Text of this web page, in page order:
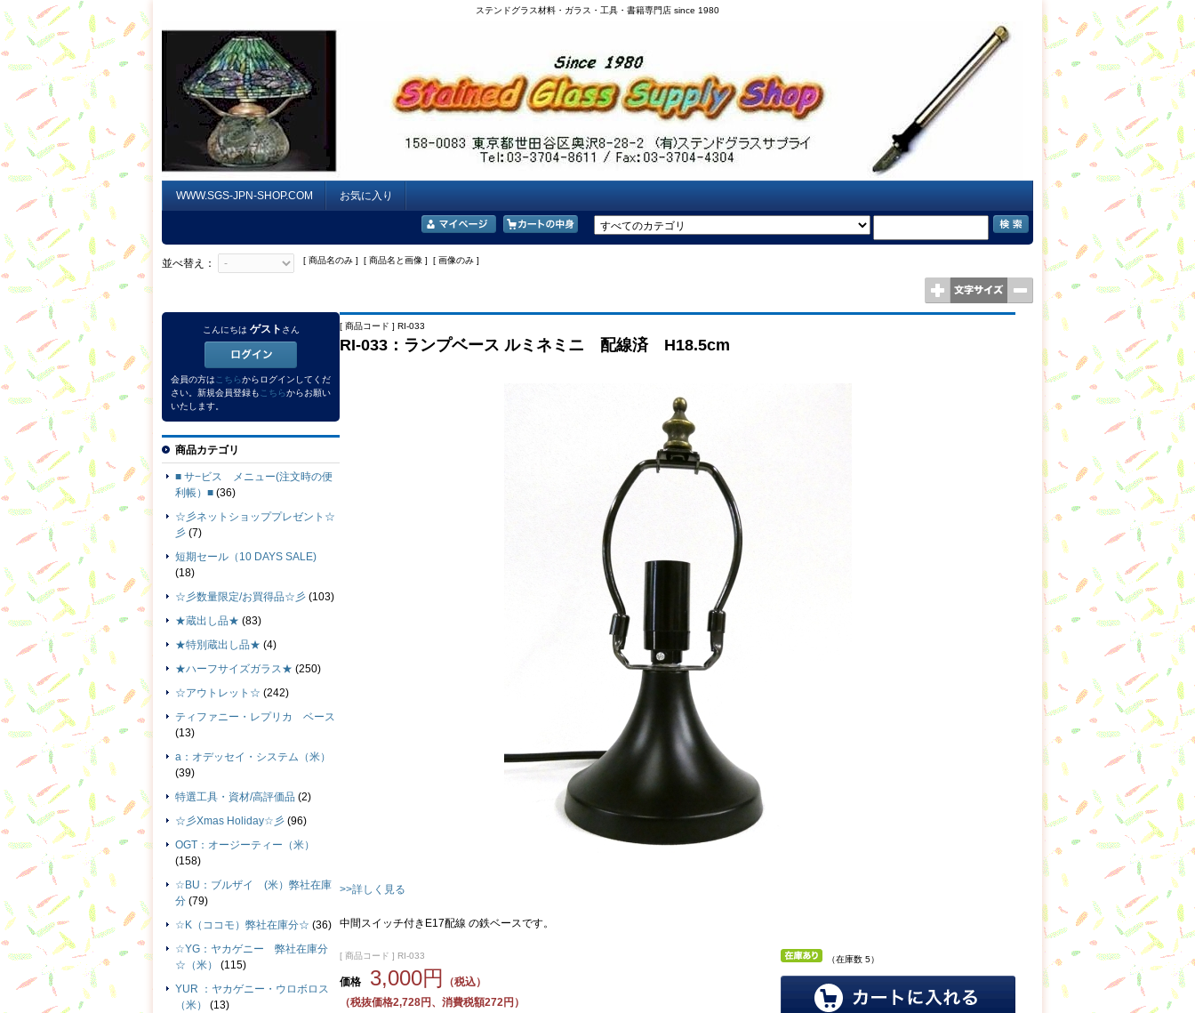
ステンドグラス材料・ガラス・工具・書籍専門店 since 1980
WWW.SGS-JPN-SHOP.COM お気に入り
並べ替え： [ 商品名のみ ] [ 商品名と画像 ] [ 画像のみ ]
[ 商品コード ] RI-033
RI-033：ランプベース ルミネミニ 配線済 H18.5cm
>>詳しく見る
中間スイッチ付きE17配線 の鉄ベースです。
[ 商品コード ] RI-033
価格 3,000円
（税込）
（税抜価格2,728円、消費税額272円）
（在庫数 5）
こんにちは ゲスト さん
会員の方はこちらからログインしてくだ
さい。新規会員登録もこちらからお願い
いたします。
商品カテゴリ
■ サ−ビス メニュー(注文時の便
利帳）■ (36)
☆彡ネットショッププレゼント☆
彡 (7)
短期セール（10 DAYS SALE)
(18)
☆彡数量限定/お買得品☆彡 (103)
★蔵出し品★ (83)
★特別蔵出し品★ (4)
★ハーフサイズガラス★ (250)
☆アウトレット☆ (242)
ティファニー・レプリカ ベース
(13)
a：オデッセイ・システム（米）
(39)
特選工具・資材/高評価品 (2)
☆彡Xmas Holiday☆彡 (96)
OGT：オージーティー（米）
(158)
☆BU：ブルザイ (米）弊社在庫
分 (79)
☆K（ココモ）弊社在庫分☆ (36)
☆YG：ヤカゲニー 弊社在庫分
☆（米）
(115)
YUR ：ヤカゲニー・ウロボロス
（米）
(13)